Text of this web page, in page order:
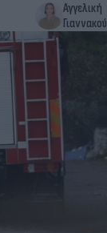
Αγγελική
Γιαννακού